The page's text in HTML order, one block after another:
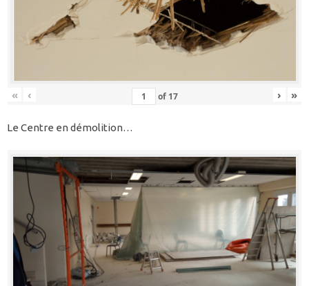
« ‹ of 17 › »
Le Centre en démolition…